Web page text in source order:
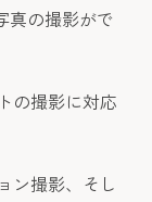
真の撮影がで
の撮影に対応
ン撮影、そし